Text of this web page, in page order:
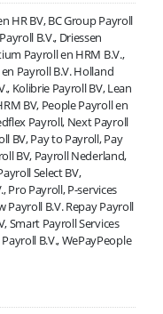
HR BV, BC Group Payroll
B.V., Driessen
Payroll en HRM B.V.,
en Payroll B.V. Holland
Kolibrie Payroll BV, Lean
BV, People Payroll en
Payroll, Next Payroll
BV, Pay to Payroll, Pay
BV, Payroll Nederland,
Select BV,
Pro Payroll, P-services
Payroll B.V. Repay Payroll
Smart Payroll Services
B.V., WePayPeople